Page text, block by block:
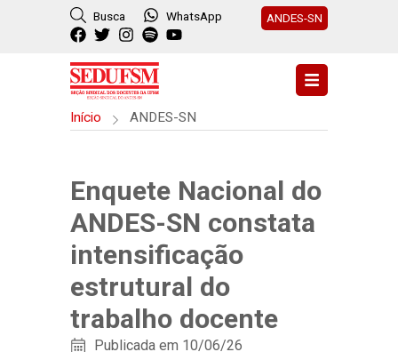
Busca WhatsApp ANDES-SN
Início ANDES-SN
Enquete Nacional do
ANDES-SN constata
intensificação
estrutural do
trabalho docente
Publicada em 10/06/26